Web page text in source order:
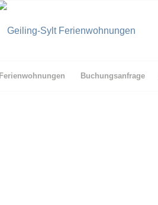
Ferienwohnungen Buchungsanfrage